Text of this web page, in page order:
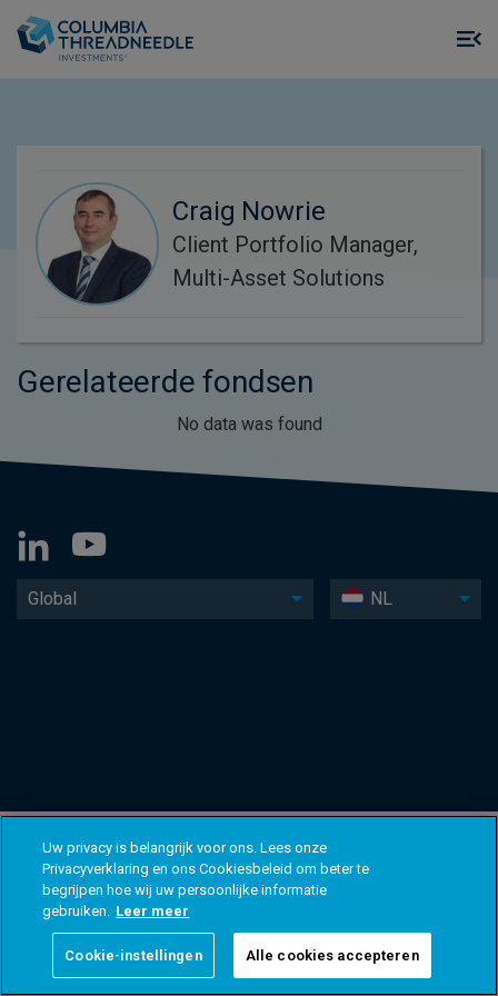
Craig Nowrie
Client Portfolio Manager,
Multi-Asset Solutions
Gerelateerde fondsen
No data was found
Global NL
Uw privacy is belangrijk voor ons. Lees onze
Privacyverklaring en ons Cookiesbeleid om beter te
begrijpen hoe wij uw persoonlijke informatie
gebruiken. Leer meer
Cookie-instellingen Alle cookies accepteren